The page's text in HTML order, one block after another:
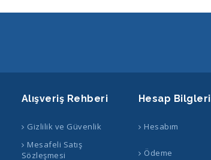
Alışveriş Rehberi
Gizlilik ve Güvenlik
Mesafeli Satış
Sözleşmesi
Hesap Bilgleri
Hesabım
Ödeme